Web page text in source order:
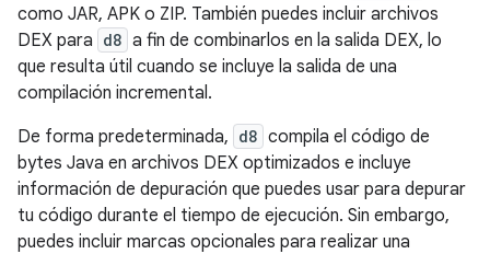
como JAR, APK o ZIP. También puedes incluir archivos
DEX para d8 a fin de combinarlos en la salida DEX, lo
que resulta útil cuando se incluye la salida de una
compilación incremental.
De forma predeterminada, d8 compila el código de
bytes Java en archivos DEX optimizados e incluye
información de depuración que puedes usar para depurar
tu código durante el tiempo de ejecución. Sin embargo,
puedes incluir marcas opcionales para realizar una